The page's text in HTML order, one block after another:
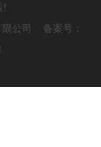
!
限公司 备案号：